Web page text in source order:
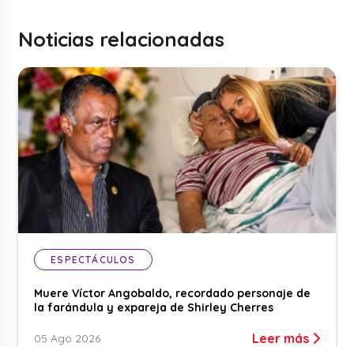
Noticias relacionadas
ESPECTÁCULOS
Muere Víctor Angobaldo, recordado personaje de
la farándula y expareja de Shirley Cherres
05 Ago 2026 Leer más